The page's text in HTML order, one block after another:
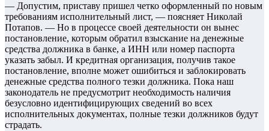
— Допустим, приставу пришел четко оформленный по новым
требованиям исполнительный лист, — поясняет Николай
Потапов. — Но в процессе своей деятельности он вынес
постановление, которым обратил взыскание на денежные
средства должника в банке, а ИНН или номер паспорта
указать забыл. И кредитная организация, получив такое
постановление, вполне может ошибиться и заблокировать
денежные средства полного тезки должника. Пока наш
законодатель не предусмотрит необходимость наличия
безусловно идентифицирующих сведений во всех
исполнительных документах, полные тезки должников будут
страдать.